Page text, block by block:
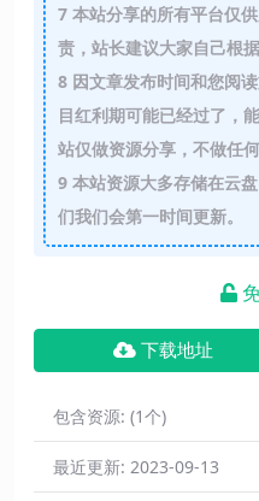
7本站分享的所有平台仅
责，站长建议大家自己根
8因文章发布时间和您阅
目红利期可能已经过了，
站仅做资源分享，不做任
9本站资源大多存储在云
们我们会第一时间更新。
下载地址
包含资源: (1个)
最近更新: 2023-09-13